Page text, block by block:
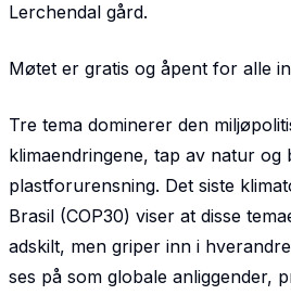
Lerchendal gård.
Møtet er gratis og åpent for alle
Tre tema dominerer den
klimaendringene, tap av natur og
plastforurensning. Det siste
Brasil (COP30) viser at disse
adskilt, men griper inn i
ses på som globale anliggender,